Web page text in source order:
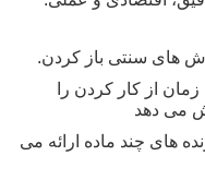
های سنتی باز کردن.
از کار کردن را
می دهد
های چند ماده ارائه می